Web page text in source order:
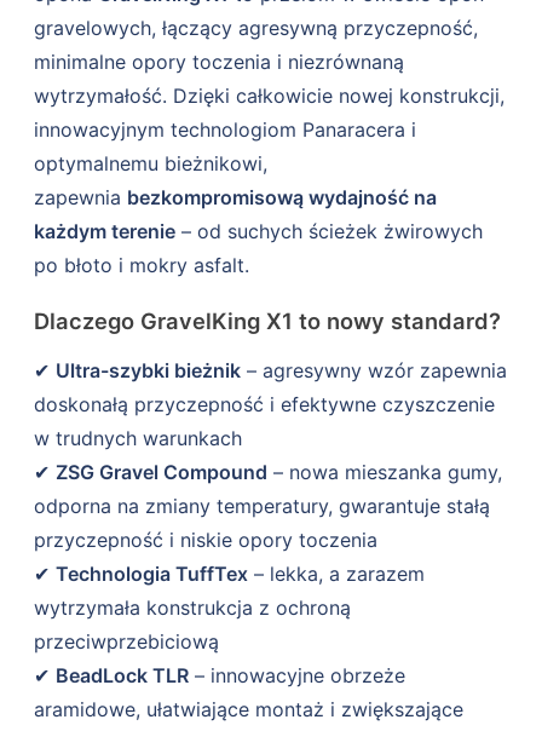
gravelowych, łączący agresywną przyczepność,
minimalne opory toczenia i niezrównaną
wytrzymałość. Dzięki całkowicie nowej konstrukcji,
innowacyjnym technologiom Panaracera i
optymalnemu bieżnikowi,
zapewnia bezkompromisową wydajność na
każdym terenie– od suchych ścieżek żwirowych
po błoto i mokry asfalt.
Dlaczego GravelKing X1 to nowy standard?
✔ Ultra-szybki bieżnik– agresywny wzór zapewnia
doskonałą przyczepność i efektywne czyszczenie
w trudnych warunkach
✔ ZSG Gravel Compound – nowa mieszanka gumy,
odporna na zmiany temperatury, gwarantuje stałą
przyczepność i niskie opory toczenia
✔ Technologia TuffTex– lekka, a zarazem
wytrzymała konstrukcja z ochroną
przeciwprzebiciową
✔ BeadLock TLR– innowacyjne obrzeże
aramidowe, ułatwiające montaż i zwiększające